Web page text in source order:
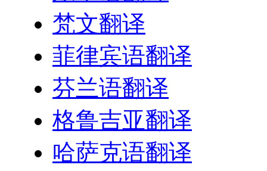
梵文翻译
菲律宾语翻译
芬兰语翻译
格鲁吉亚翻译
哈萨克语翻译